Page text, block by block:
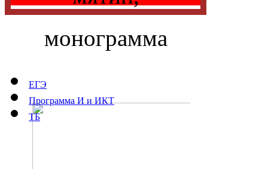
монограмма
ЕГЭ
Программа И и ИКТ
ТБ